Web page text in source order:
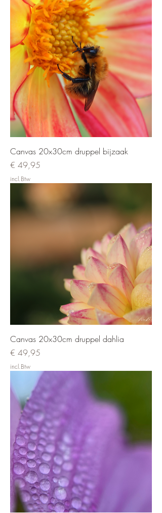
Canvas 20x30cm druppel bijzaak
Prijs
€ 49,95
incl.Btw
Canvas 20x30cm druppel dahlia
Prijs
€ 49,95
incl.Btw